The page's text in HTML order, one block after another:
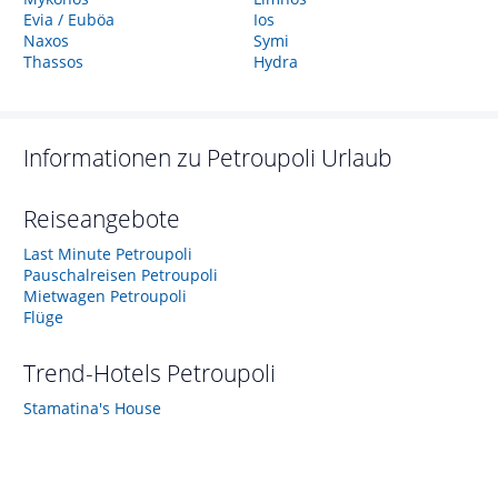
Evia / Euböa
Naxos
Thassos
Ios
Symi
Hydra
Informationen zu Petroupoli Urlaub
Reiseangebote
Last Minute Petroupoli
Pauschalreisen Petroupoli
Mietwagen Petroupoli
Flüge
Trend-Hotels Petroupoli
Stamatina's House